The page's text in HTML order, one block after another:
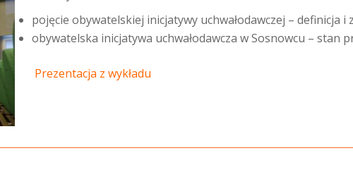
pojęcie obywatelskiej inicjatywy uchwałodawczej – definicja i
obywatelska inicjatywa uchwałodawcza w Sosnowcu – stan
Prezentacja z wykładu